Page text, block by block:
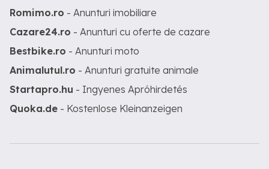
Romimo.ro - Anunturi imobiliare
Cazare24.ro - Anunturi cu oferte de cazare
Bestbike.ro - Anunturi moto
Animalutul.ro - Anunturi gratuite animale
Startapro.hu - Ingyenes Apróhirdetés
Quoka.de - Kostenlose Kleinanzeigen